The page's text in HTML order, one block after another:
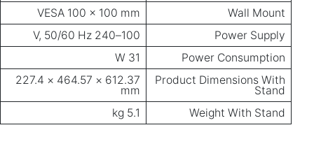
Wall Mount
VESA 100 × 100 mm
Power Supply
100–240 V, 50/60 Hz
Power Consumption
31 W
Product Dimensions With
Stand
612.37 × 464.57 × 227.4
mm
Weight With Stand
5.1 kg